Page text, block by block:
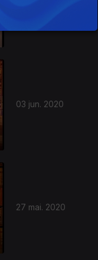
03 jun. 2020
27 mai. 2020